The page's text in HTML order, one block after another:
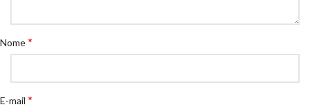
Nome*
E-mail *